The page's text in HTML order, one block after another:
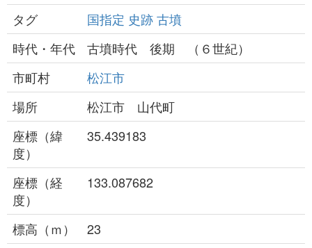
タグ
国指定 史跡古墳
時代・年代
古墳時代 後期 （６世紀）
市町村
松江市
場所
松江市 山代町
座標（緯
度）
35.439183
座標（経
度）
133.087682
標高（ｍ）
23